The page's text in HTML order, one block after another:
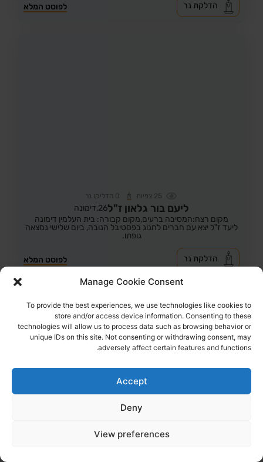
Manage Cookie Consent
To provide the best experiences, we use technologies like cookies to
store and/or access device information. Consenting to these
technologies will allow us to process data such as browsing behavior or
unique IDs on this site. Not consenting or withdrawing consent, may
adversely affect certain features and functions.
Accept
Deny
View preferences
לפוסט המלא הדלקת נר
25 צפיות 0 הדליקו נר
ליעם בור גלאון ז"ל26, דימונה
מקום רצח:המסיבה ברעים,מקום קבורה: בית העלמין דימונה
ליעד ז"ל יצא עם חברים לחגוג בפסטיבל הנובה, ביום שלישי נמצאה
גופתו.
לפוסט המלא הדלקת נר